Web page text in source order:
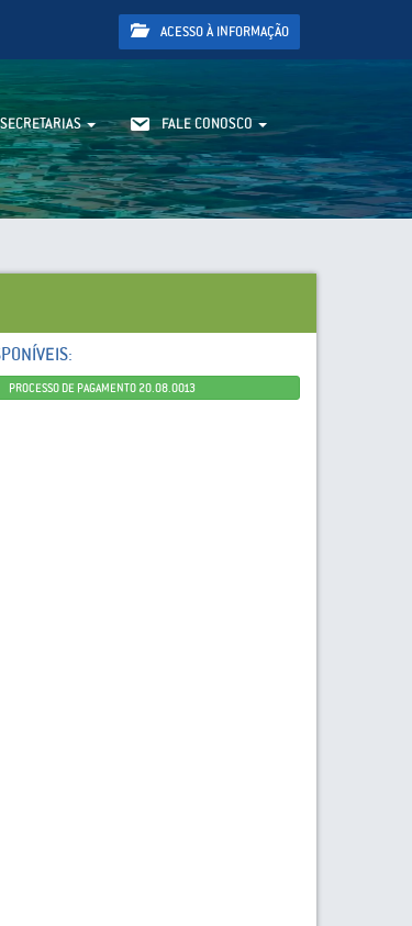
ACESSO À INFORMAÇÃO
SECRETARIAS FALE CONOSCO
PROCESSO DE PAGAMENTO 20.08.0013